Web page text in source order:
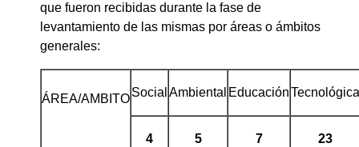
que fueron recibidas durante la fase de
levantamiento de las mismas por áreas o ámbitos
generales:
ÁREA/AMBITOSocial Ambiental EducaciónTecnológica
4 5 7 23